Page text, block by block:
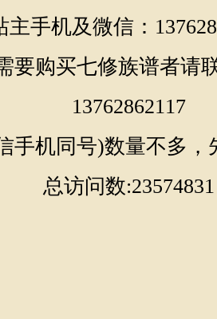
主手机及微信：
要购买七修族谱者请
13762862117
手机同号)数量不多，
总访问数:23574831